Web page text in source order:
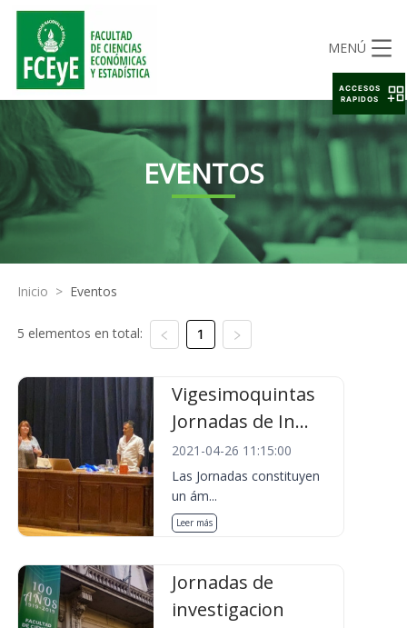
MENÚ
EVENTOS
Inicio > Eventos
5 elementos en total: 1
Vigesimoquintas
Jornadas de In...
2021-04-26 11:15:00
Las Jornadas constituyen
un ám...
Leer más
Jornadas de
investigacion
ACCESOS
RAPIDOS